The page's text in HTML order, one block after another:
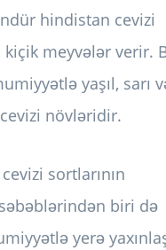
hindistan cevizi
meyvələr verir.
yaşıl, sarı
növləridir.
sortlarının
biri də
yerə